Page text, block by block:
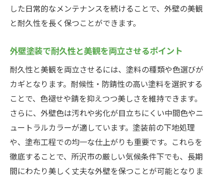
錆に強い塗料で家を守る方法とは
外壁塗装で人気の錆に強い塗料の特徴とは
錆び知らずの外壁塗装を実現する施工技術
外壁塗装で塗料の性能を最大限に引き出す
コツ
外壁塗装後のトラブルを防ぐチェックポイ
ント
外壁塗装の塗料別メリットと選択基準を解
説
外壁塗装の補助金活用術を徹底解説
した日常的なメンテナンスを続けることで、外壁の美観
と耐久性を長く保つことができます。
外壁塗装で耐久性と美観を両立させるポイント
耐久性と美観を両立させるには、塗料の種類や色選びが
カギとなります。耐候性・防錆性の高い塗料を選択する
ことで、色褪せや錆を抑えつつ美しさを維持できます。
さらに、外壁色は汚れや劣化が目立ちにくい中間色やニ
ュートラルカラーが適しています。塗装前の下地処理
や、塗布工程での均一な仕上がりも重要です。これらを
徹底することで、所沢市の厳しい気候条件下でも、長期
間にわたり美しく丈夫な外壁を保つことが可能となりま